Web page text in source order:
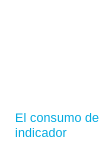
El consumo
indicador